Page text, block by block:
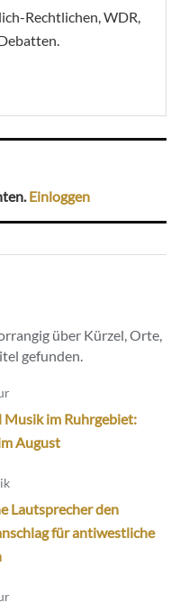
Rechtlichen, WDR,
Einloggen
über Kürzel, Orte,
gefunden.
Musik im Ruhrgebiet:
August
Lautsprecher den
für antiwestliche